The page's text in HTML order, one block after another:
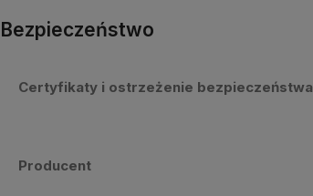
Bezpieczeństwo
Certyfikaty i ostrzeżenie bezpieczeństwa
Producent